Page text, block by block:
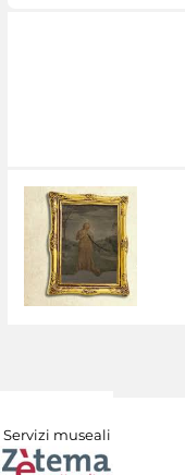
Servizi museali